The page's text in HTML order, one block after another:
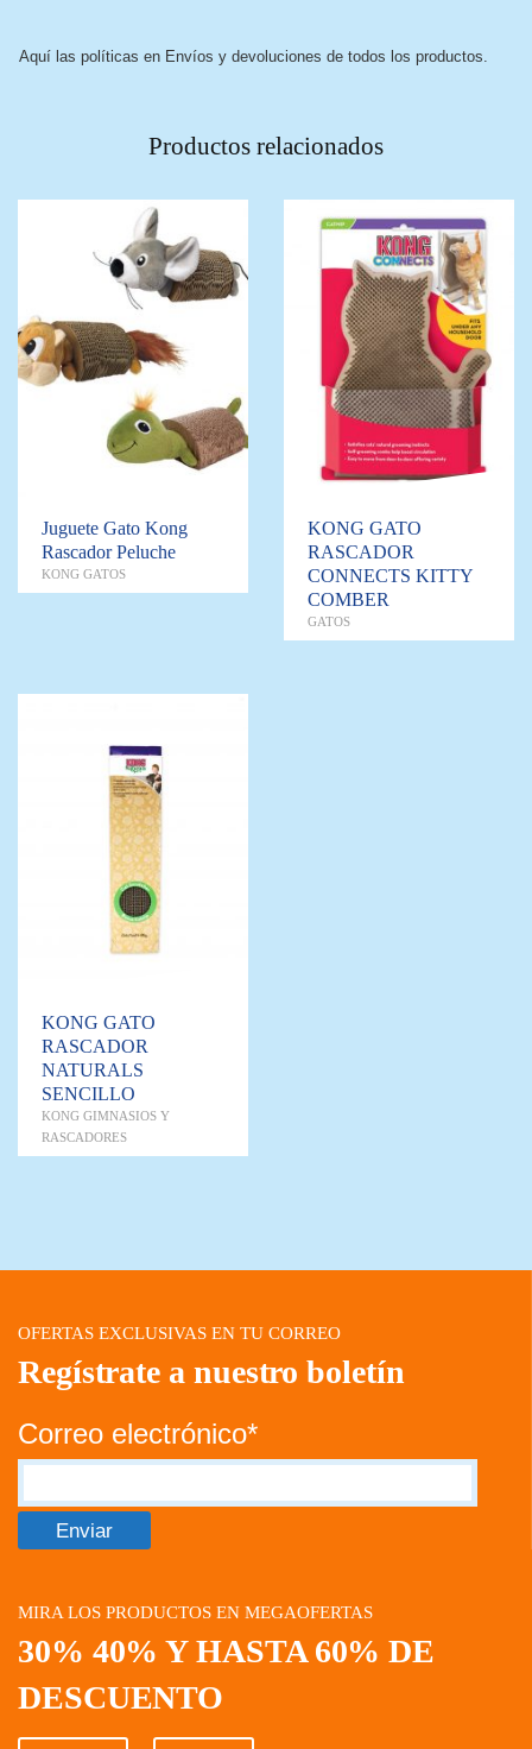
Aquí las políticas en Envíos y devoluciones de todos los productos.
Productos relacionados
Juguete Gato Kong
Rascador Peluche
KONG GATOS
KONG GATO
RASCADOR
CONNECTS KITTY
COMBER
GATOS
KONG GATO
RASCADOR
NATURALS
SENCILLO
KONG GIMNASIOS Y
RASCADORES
OFERTAS EXCLUSIVAS EN TU CORREO
Regístrate a nuestro boletín
Correo electrónico*
MIRA LOS PRODUCTOS EN MEGAOFERTAS
30% 40% Y HASTA 60% DE
DESCUENTO